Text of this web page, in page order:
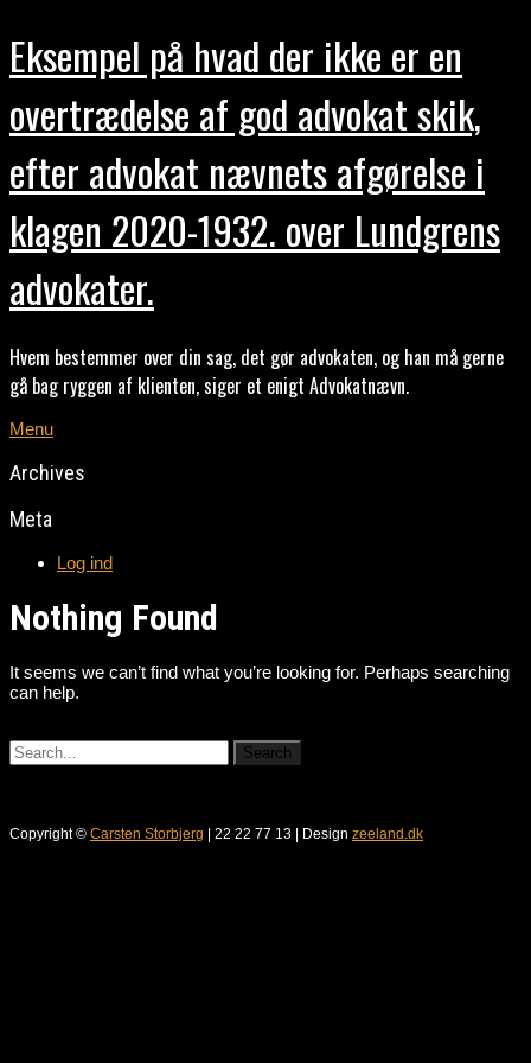
Eksempel på hvad der ikke er en
overtrædelse af god advokat skik,
efter advokat nævnets afgørelse i
klagen 2020-1932. over Lundgrens
advokater.
Hvem bestemmer over din sag, det gør advokaten, og han må gerne
gå bag ryggen af klienten, siger et enigt Advokatnævn.
Menu
Archives
Meta
Log ind
Nothing Found
It seems we can’t find what you’re looking for. Perhaps searching
can help.
Copyright © Carsten Storbjerg | 22 22 77 13 | Design zeeland.dk